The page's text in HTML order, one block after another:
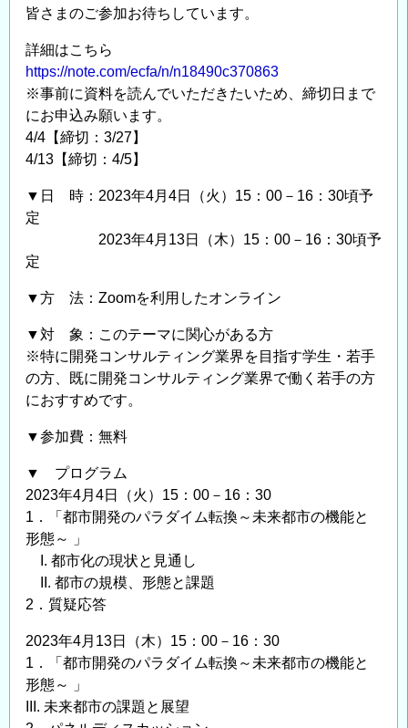
皆さまのご参加お待ちしています。
詳細はこちら
https://note.com/ecfa/n/n18490c370863
※事前に資料を読んでいただきたいため、締切日まで
にお申込み願います。
4/4【締切：3/27】
4/13【締切：4/5】
▼日 時：2023年4月4日（火）15：00－16：30頃予
定
2023年4月13日（木）15：00－16：30頃予
定
▼方 法：Zoomを利用したオンライン
▼対 象：このテーマに関心がある方
※特に開発コンサルティング業界を目指す学生・若手
の方、既に開発コンサルティング業界で働く若手の方
におすすめです。
▼参加費：無料
▼ プログラム
2023年4月4日（火）15：00－16：30
1．「都市開発のパラダイム転換～未来都市の機能と
形態～ 」
I. 都市化の現状と見通し
II. 都市の規模、形態と課題
2．質疑応答
2023年4月13日（木）15：00－16：30
1．「都市開発のパラダイム転換～未来都市の機能と
形態～ 」
III. 未来都市の課題と展望